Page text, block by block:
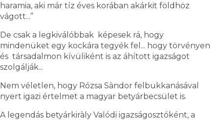
haramia, aki már tíz éves korában akárkit földhöz
vágott...”
De csak a legkiválóbbak képesek rá, hogy
mindenüket egy kockára tegyék fel... hogy törvényen
és társadalmon kívüliként is az áhított igazságot
szolgálják...
Nem véletlen, hogy Rózsa Sàndor felbukkanásával
nyert igazi értelmet a magyar betyárbecsület is.
A legendás betyárkiràly Valódi igazságosztóként, a